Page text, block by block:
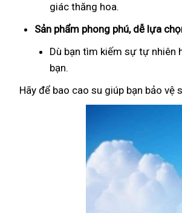
giác thăng hoa.
Sản phẩm phong phú, dễ lựa
Dù bạn tìm kiếm sự tự nhiên
bạn.
Hãy để bao cao su giúp bạn bảo